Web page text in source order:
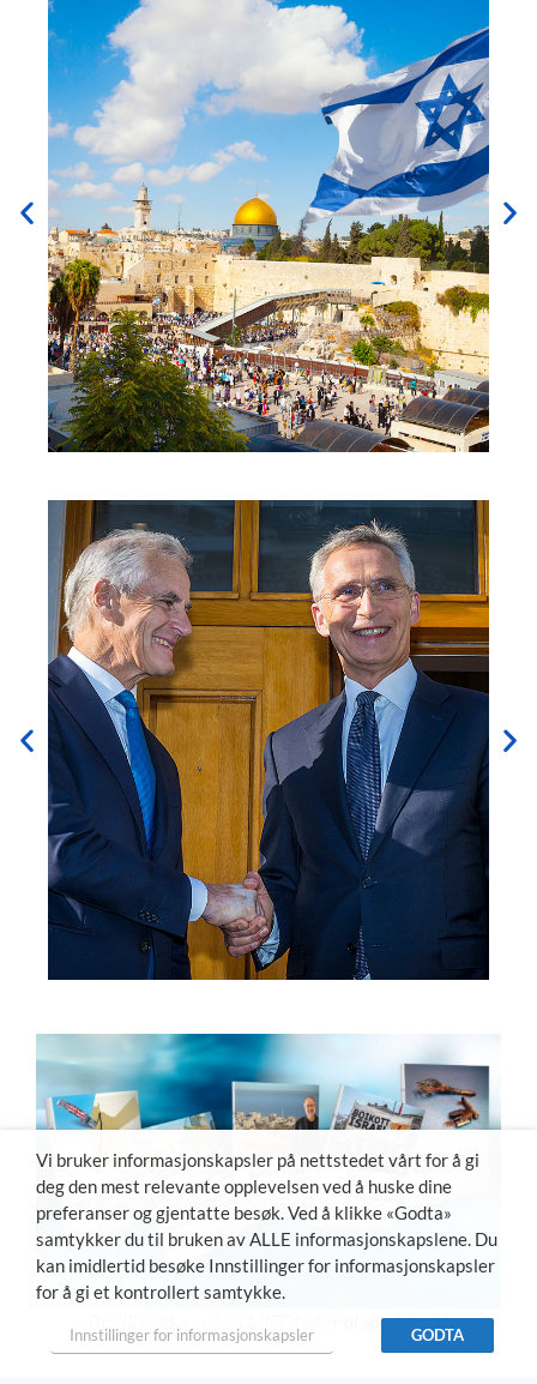
Jøders og
muslimers
ulike forhold
til Jerusalem
MIFF advarer
regjeringen mot
handelsforbud
Bestill pakke av fem MIFF-bøker til spesialpris!
Vi bruker informasjonskapsler på nettstedet vårt for å gi
deg den mest relevante opplevelsen ved å huske dine
preferanser og gjentatte besøk. Ved å klikke «Godta»
samtykker du til bruken av ALLE informasjonskapslene. Du
kan imidlertid besøke Innstillinger for informasjonskapsler
for å gi et kontrollert samtykke.
Innstillinger for informasjonskapsler GODTA